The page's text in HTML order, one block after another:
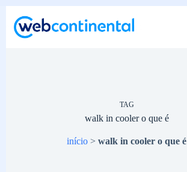
para
TAG
walk in cooler o que é
início >walk in cooler o que é